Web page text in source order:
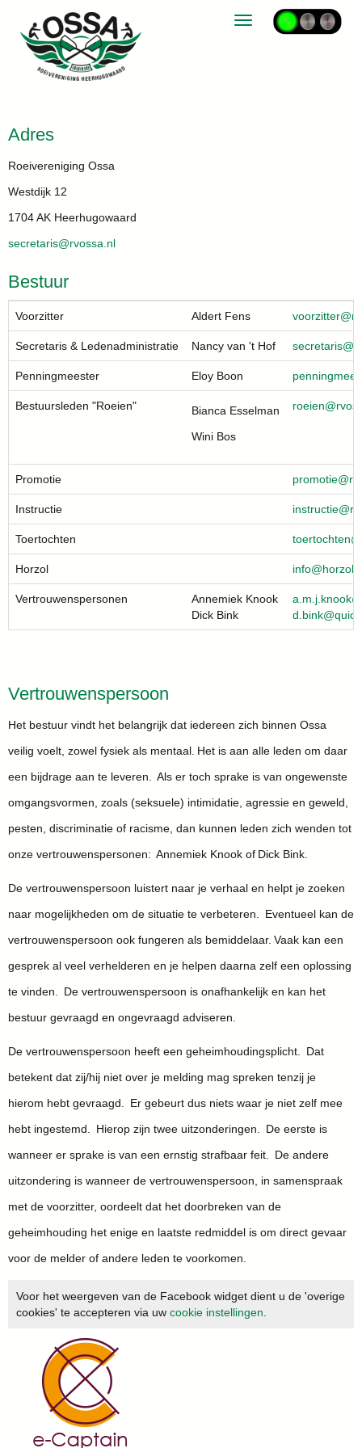
Toggle navigation
Adres
Roeivereniging Ossa
Westdijk 12
1704 AK Heerhugowaard
siraterces@rvossa.nl
Bestuur
Voorzitter Aldert Fens rettizroov
Secretaris & Ledenadministratie Nancy van 't Hof siraterces
Penningmeester Eloy Boon
Bestuursleden "Roeien"
Bianca Esselman
Wini Bos
neieor
Promotie eitomorp
Instructie eitcurtsni
Toertochten nethcotreot
Horzol ofni
Vertrouwenspersonen
Annemiek Knook
Dick Bink
koonk.j.m.a
knib.d
Vertrouwenspersoon
Het bestuur vindt het belangrijk dat iedereen zich binnen Ossa
veilig voelt, zowel fysiek als mentaal. Het is aan alle leden om daar
een bijdrage aan te leveren. Als er toch sprake is van ongewenste
omgangsvormen, zoals (seksuele) intimidatie, agressie en geweld,
pesten, discriminatie of racisme, dan kunnen leden zich wenden tot
onze vertrouwenspersonen: Annemiek Knook of Dick Bink.
De vertrouwenspersoon luistert naar je verhaal en helpt je zoeken
naar mogelijkheden om de situatie te verbeteren. Eventueel kan de
vertrouwenspersoon ook fungeren als bemiddelaar. Vaak kan een
gesprek al veel verhelderen en je helpen daarna zelf een oplossing
te vinden. De vertrouwenspersoon is onafhankelijk en kan het
bestuur gevraagd en ongevraagd adviseren.
De vertrouwenspersoon heeft een geheimhoudingsplicht. Dat
betekent dat zij/hij niet over je melding mag spreken tenzij je
hierom hebt gevraagd. Er gebeurt dus niets waar je niet zelf mee
hebt ingestemd. Hierop zijn twee uitzonderingen. De eerste is
wanneer er sprake is van een ernstig strafbaar feit. De andere
uitzondering is wanneer de vertrouwenspersoon, in samenspraak
met de voorzitter, oordeelt dat het doorbreken van de
geheimhouding het enige en laatste redmiddel is om direct gevaar
voor de melder of andere leden te voorkomen.
Voor het weergeven van de Facebook widget dient u de 'overige
cookies' te accepteren via uw cookie instellingen